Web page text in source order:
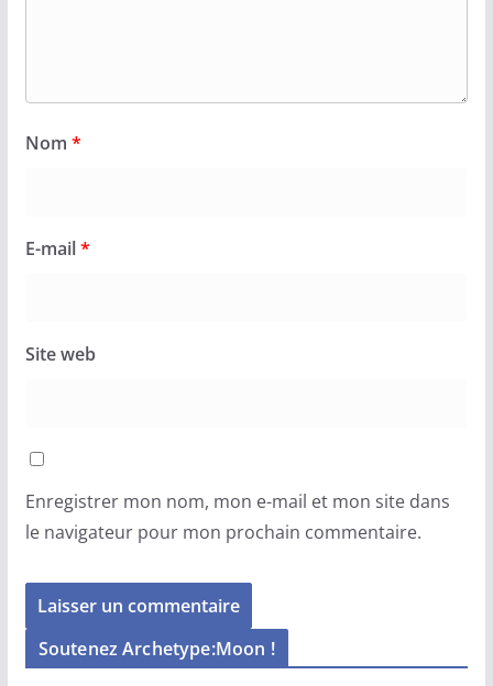
Nom *
E-mail*
Site web
Enregistrer mon nom, mon e-mail et mon site dans
le navigateur pour mon prochain commentaire.
Soutenez Archetype:Moon !